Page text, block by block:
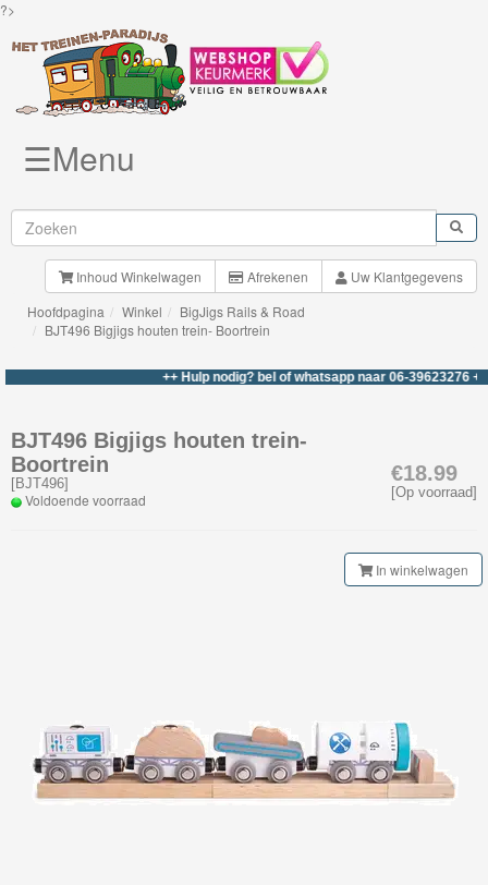
?>
Brio
Treinen
BigJigs
&
Treinsets
Toebehoren
Treinen
☰Menu
Inhoud Winkelwagen Afrekenen
Uw Klantgegevens
Hoofdpagina
Winkel
BigJigs Rails & Road
BJT496 Bigjigs houten trein- Boortrein
++ Hulp nodig? bel of whatsapp naar 06-39623276 +++
€18.99
[Op voorraad]
BJT496 Bigjigs houten trein-
Boortrein
[BJT496]
Voldoende voorraad
In winkelwagen